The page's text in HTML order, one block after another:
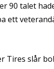
90 talet
ett
Tires slår